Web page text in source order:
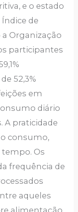
e o estado
de
Organização
participantes
52,3%
em
diário
A praticidade
consumo,
Os
frequência de
aqueles
alimentação